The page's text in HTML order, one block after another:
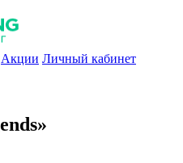
Акции Личный кабинет